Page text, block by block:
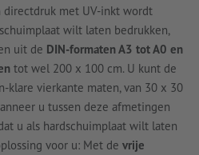
directdruk met UV-inkt wordt
wilt laten bedrukken,
uit de DIN-formaten A3 tot A0 en
tot wel 200 x 100 cm. U kunt de
klare vierkante maten, van 30 x 30
u tussen deze afmetingen
u als hardschuimplaat wilt laten
voor u: Met de vrije